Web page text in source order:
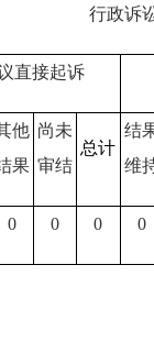
行政诉
直接起诉
他
果
尚未
审结
总计
结
维
0 0 0 0